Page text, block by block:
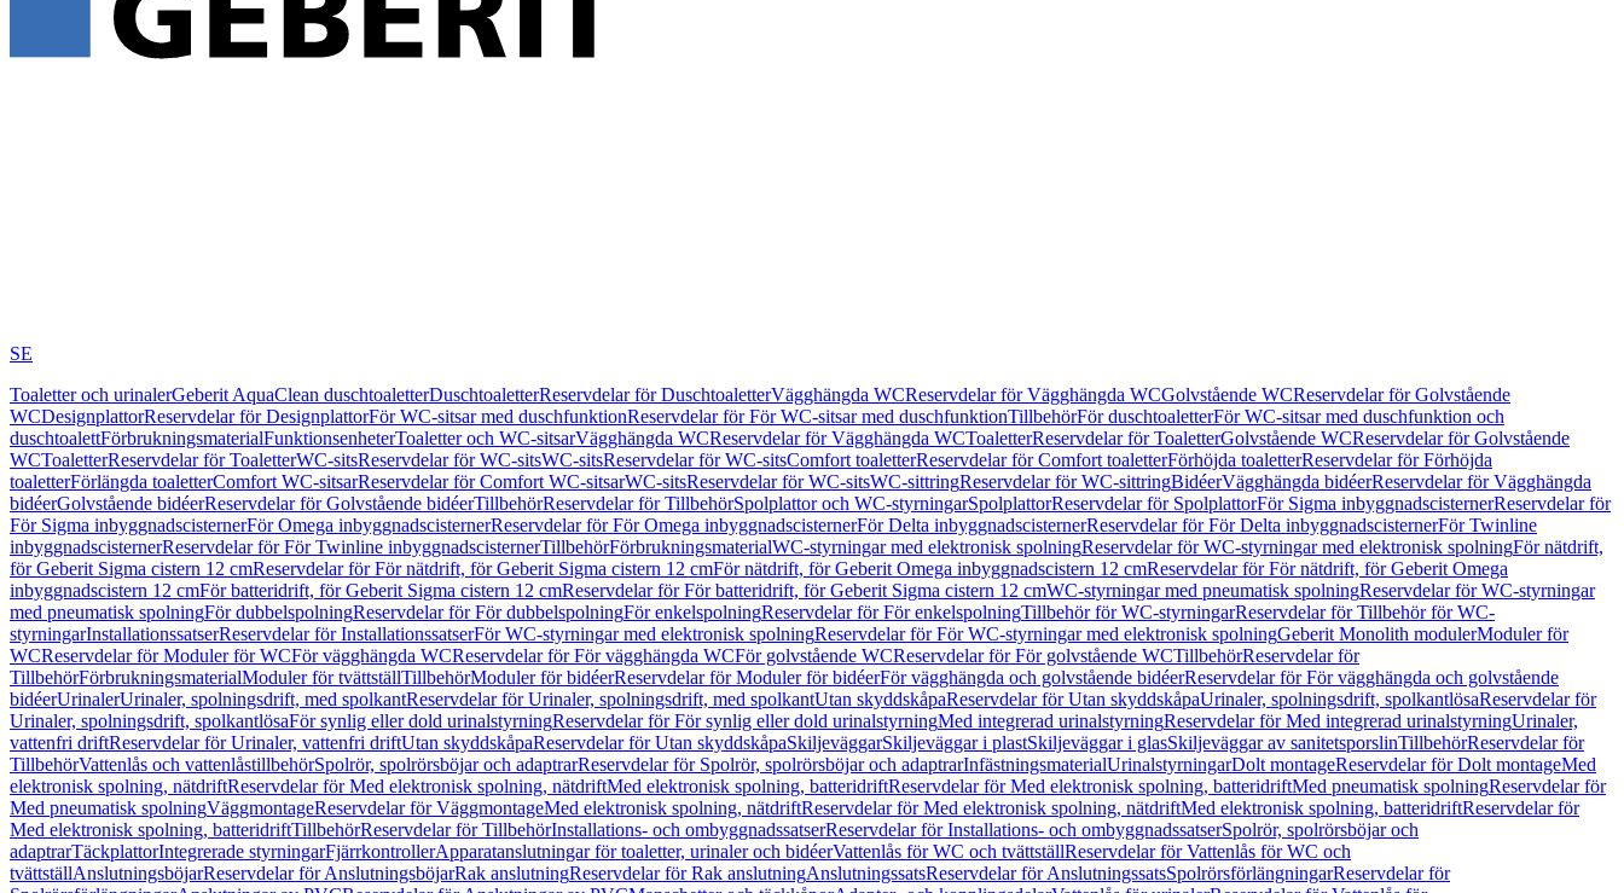
SE
Toaletter och urinalerGeberit AquaClean duschtoaletterDuschtoaletterReservdelar för DuschtoaletterVägghängda WCReservdelar för Vägghängda WCGolvstående WCReservdelar för Golvstående
WCDesignplattorReservdelar för DesignplattorFör WC-sitsar med duschfunktionReservdelar för För WC-sitsar med duschfunktionTillbehörFör duschtoaletterFör WC-sitsar med duschfunktion och
duschtoalettFörbrukningsmaterialFunktionsenheterToaletter och WC-sitsarVägghängda WCReservdelar för Vägghängda WCToaletterReservdelar för ToaletterGolvstående WCReservdelar för Golvstående
WCToaletterReservdelar för ToaletterWC-sitsReservdelar för WC-sitsWC-sitsReservdelar för WC-sitsComfort toaletterReservdelar för Comfort toaletterFörhöjda toaletterReservdelar för Förhöjda
toaletterFörlängda toaletterComfort WC-sitsarReservdelar för Comfort WC-sitsarWC-sitsReservdelar för WC-sitsWC-sittringReservdelar för WC-sittringBidéerVägghängda bidéerReservdelar för Vägghängda
bidéerGolvstående bidéerReservdelar för Golvstående bidéerTillbehörReservdelar för TillbehörSpolplattor och WC-styrningarSpolplattorReservdelar för SpolplattorFör Sigma inbyggnadscisternerReservdelar för
För Sigma inbyggnadscisternerFör Omega inbyggnadscisternerReservdelar för För Omega inbyggnadscisternerFör Delta inbyggnadscisternerReservdelar för För Delta inbyggnadscisternerFör Twinline
inbyggnadscisternerReservdelar för För Twinline inbyggnadscisternerTillbehörFörbrukningsmaterialWC-styrningar med elektronisk spolningReservdelar för WC-styrningar med elektronisk spolningFör nätdrift,
för Geberit Sigma cistern 12 cmReservdelar för För nätdrift, för Geberit Sigma cistern 12 cmFör nätdrift, för Geberit Omega inbyggnadscistern 12 cmReservdelar för För nätdrift, för Geberit Omega
inbyggnadscistern 12 cmFör batteridrift, för Geberit Sigma cistern 12 cmReservdelar för För batteridrift, för Geberit Sigma cistern 12 cmWC-styrningar med pneumatisk spolningReservdelar för WC-styrningar
med pneumatisk spolningFör dubbelspolningReservdelar för För dubbelspolningFör enkelspolningReservdelar för För enkelspolningTillbehör för WC-styrningarReservdelar för Tillbehör för WC-
styrningarInstallationssatserReservdelar för InstallationssatserFör WC-styrningar med elektronisk spolningReservdelar för För WC-styrningar med elektronisk spolningGeberit Monolith modulerModuler för
WCReservdelar för Moduler för WCFör vägghängda WCReservdelar för För vägghängda WCFör golvstående WCReservdelar för För golvstående WCTillbehörReservdelar för
TillbehörFörbrukningsmaterialModuler för tvättställTillbehörModuler för bidéerReservdelar för Moduler för bidéerFör vägghängda och golvstående bidéerReservdelar för För vägghängda och golvstående
bidéerUrinalerUrinaler, spolningsdrift, med spolkantReservdelar för Urinaler, spolningsdrift, med spolkantUtan skyddskåpaReservdelar för Utan skyddskåpaUrinaler, spolningsdrift, spolkantlösaReservdelar för
Urinaler, spolningsdrift, spolkantlösaFör synlig eller dold urinalstyrningReservdelar för För synlig eller dold urinalstyrningMed integrerad urinalstyrningReservdelar för Med integrerad urinalstyrningUrinaler,
vattenfri driftReservdelar för Urinaler, vattenfri driftUtan skyddskåpaReservdelar för Utan skyddskåpaSkiljeväggarSkiljeväggar i plastSkiljeväggar i glasSkiljeväggar av sanitetsporslinTillbehörReservdelar för
TillbehörVattenlås och vattenlåstillbehörSpolrör, spolrörsböjar och adaptrarReservdelar för Spolrör, spolrörsböjar och adaptrarInfästningsmaterialUrinalstyrningarDolt montageReservdelar för Dolt montageMed
elektronisk spolning, nätdriftReservdelar för Med elektronisk spolning, nätdriftMed elektronisk spolning, batteridriftReservdelar för Med elektronisk spolning, batteridriftMed pneumatisk spolningReservdelar för
Med pneumatisk spolningVäggmontageReservdelar för VäggmontageMed elektronisk spolning, nätdriftReservdelar för Med elektronisk spolning, nätdriftMed elektronisk spolning, batteridriftReservdelar för
Med elektronisk spolning, batteridriftTillbehörReservdelar för TillbehörInstallations- och ombyggnadssatserReservdelar för Installations- och ombyggnadssatserSpolrör, spolrörsböjar och
adaptrarTäckplattorIntegrerade styrningarFjärrkontrollerApparatanslutningar för toaletter, urinaler och bidéerVattenlås för WC och tvättställReservdelar för Vattenlås för WC och
tvättställAnslutningsböjarReservdelar för AnslutningsböjarRak anslutningReservdelar för Rak anslutningAnslutningssatsReservdelar för AnslutningssatsSpolrörsförlängningarReservdelar för